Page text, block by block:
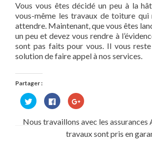
Vous vous êtes décidé un peu à la
vous-même les travaux de toiture qui
attendre. Maintenant, que vous êtes
un peu et devez vous rendre à
sont pas faits pour vous. Il vous
solution de faire appel à nos services.
Partager :
Cliquez
pour
partager
Twitter(ouvre
Cliquez
pour
partager
sur
Facebook(ouvre
dans
une
Cliquez
pour
Google+
dans
Nous travaillons avec les assurances
travaux sont pris en